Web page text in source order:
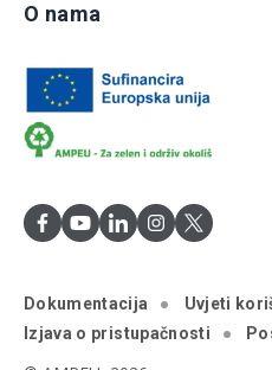
O nama
Dokumentacija Uvjeti
Izjava o pristupačnosti